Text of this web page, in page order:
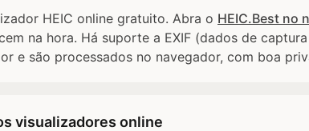
HEIC online gratuito. Abra o HEIC.Best no
na hora. Há suporte a EXIF (dados de
e são processados no navegador, com boa
visualizadores online